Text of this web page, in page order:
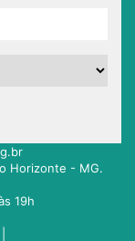
Horizonte - MG.
19h